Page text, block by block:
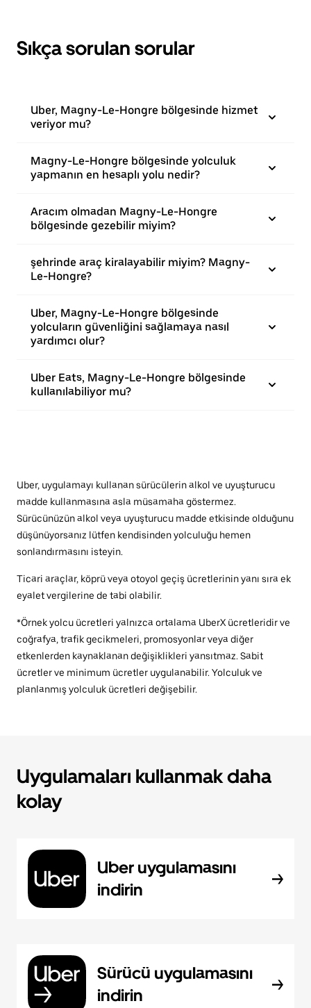
Sıkça sorulan sorular
Uber, Magny-Le-Hongre bölgesinde hizmet
veriyor mu?
Magny-Le-Hongre bölgesinde yolculuk
yapmanın en hesaplı yolu nedir?
Aracım olmadan Magny-Le-Hongre
bölgesinde gezebilir miyim?
şehrinde araç kiralayabilir miyim? Magny-
Le-Hongre?
Uber, Magny-Le-Hongre bölgesinde
yolcuların güvenliğini sağlamaya nasıl
yardımcı olur?
Uber Eats, Magny-Le-Hongre bölgesinde
kullanılabiliyor mu?
Uber, uygulamayı kullanan sürücülerin alkol ve uyuşturucu
madde kullanmasına asla müsamaha göstermez.
Sürücünüzün alkol veya uyuşturucu madde etkisinde olduğunu
düşünüyorsanız lütfen kendisinden yolculuğu hemen
sonlandırmasını isteyin.
Ticari araçlar, köprü veya otoyol geçiş ücretlerinin yanı sıra ek
eyalet vergilerine de tabi olabilir.
*Örnek yolcu ücretleri yalnızca ortalama UberX ücretleridir ve
coğrafya, trafik gecikmeleri, promosyonlar veya diğer
etkenlerden kaynaklanan değişiklikleri yansıtmaz. Sabit
ücretler ve minimum ücretler uygulanabilir. Yolculuk ve
planlanmış yolculuk ücretleri değişebilir.
Uygulamaları kullanmak daha
kolay
Uber uygulamasını
indirin
Sürücü uygulamasını
indirin